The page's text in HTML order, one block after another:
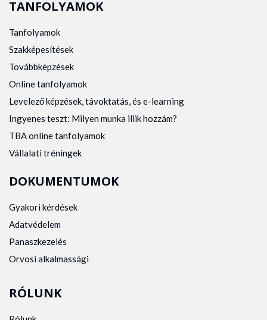
TANFOLYAMOK
Tanfolyamok
Szakképesítések
Továbbképzések
Online tanfolyamok
Levelező képzések, távoktatás, és e-learning
Ingyenes teszt: Milyen munka illik hozzám?
TBA online tanfolyamok
Vállalati tréningek
DOKUMENTUMOK
Gyakori kérdések
Adatvédelem
Panaszkezelés
Orvosi alkalmassági
RÓLUNK